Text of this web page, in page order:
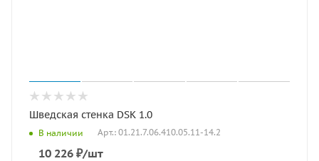
Шведская стенка DSK 1.0
В наличии Арт.: 01.21.7.06.410.05.11-14.2
10 226 ₽/шт